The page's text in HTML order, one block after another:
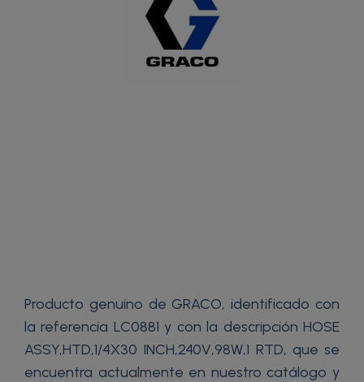
Producto genuino de GRACO, identificado con
la referencia LC0881 y con la descripción HOSE
ASSY,HTD,1/4X30 INCH,240V,98W,1 RTD, que se
encuentra actualmente en nuestro catálogo y